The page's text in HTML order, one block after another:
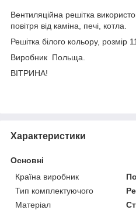
Вентиляційна решітка
повітря від каміна, печі, котла.
Решітка білого кольору, розмір
Виробник Польща.
ВІТРИНА!
Характеристики
Основні
Країна виробник
Тип комплектуючого
Матеріал